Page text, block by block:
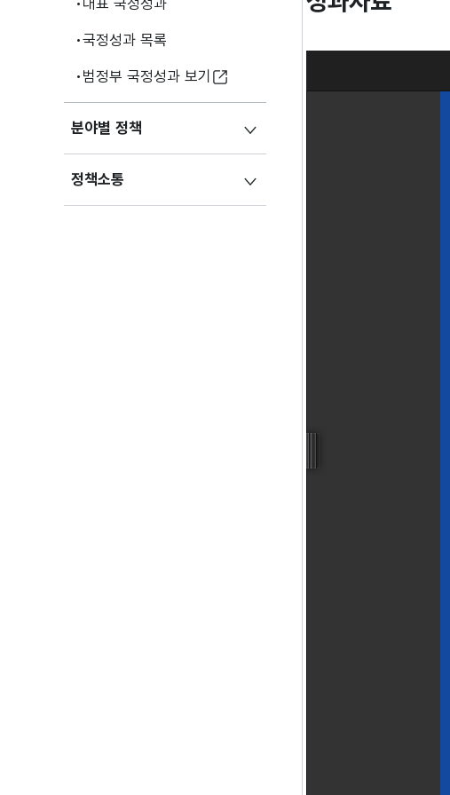
대표 국정성과
국정성과 목록
범정부 국정성과 보기
분야별 정책
정책소통